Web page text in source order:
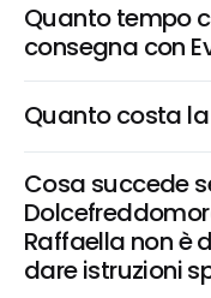
Quanto tempo
consegna con
Quanto costa
Cosa succede
Raffaella non è
dare istruzioni